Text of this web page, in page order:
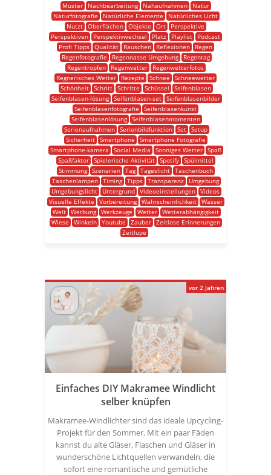
Muster Nachbearbeitung Nahaufnahmen
Natur
Naturfotografie
Natürliche Elemente
Natürliches Licht
Nutzt Oberflächen Objekte Ort
Perspektive
Perspektiven
Perspektivwechsel Platz Playlist
Podcast
Profi Tipps Qualität Rauschen Reflexionen
Regen
Regenfotografie
Regennasse Umgebung
Regentag
Regentropfen
Regenwetter
Regenwetterfotos
Regnerisches Wetter
Rezepte Schnee
Schneewetter
Schönheit
Schritt Schritte Schüssel
Seifenblasen
Seifenblasen-lösung
Seifenblasen-set
Seifenblasenbilder
Seifenblasenfotografie
Seifenblasenkunst
Seifenblasenlösung
Seifenblasenmomenten
Serienaufnahmen
Serienbildfunktion Set
Setup
Sicherheit
Smartphone
Smartphone Fotografie
Smartphone-kamera
Social Media Sonniges Wetter
Spaß
Spaßfaktor
Spielerische Aktivität Spotify
Spülmittel
Stimmung
Szenarien Tag Tageslicht
Taschenbuch
Taschenlampen Timing Tipps Transparenz
Umgebung
Umgebungslicht
Untergrund Videoeinstellungen Videos
Visuelle Effekte
Vorbereitung Wahrscheinlichkeit
Wasser
Welt
Werbung Werkzeuge Wetter
Wetterabhängigkeit
Wiese
Winkeln Youtube Zauber
Zeitlose Erinnerungen
Zeitlupe
Einfaches DIY Makramee Windlicht
selber knüpfen
Makramee-Windlichter sind das ideale Upcycling-
Projekt für den Sommer. Mit ein paar Fäden
kannst du alte Gläser, Flaschen und Gläser in
wunderschöne Lichtquellen verwandeln, die
sofort eine romantische und gemütliche
vor 2 Jahren